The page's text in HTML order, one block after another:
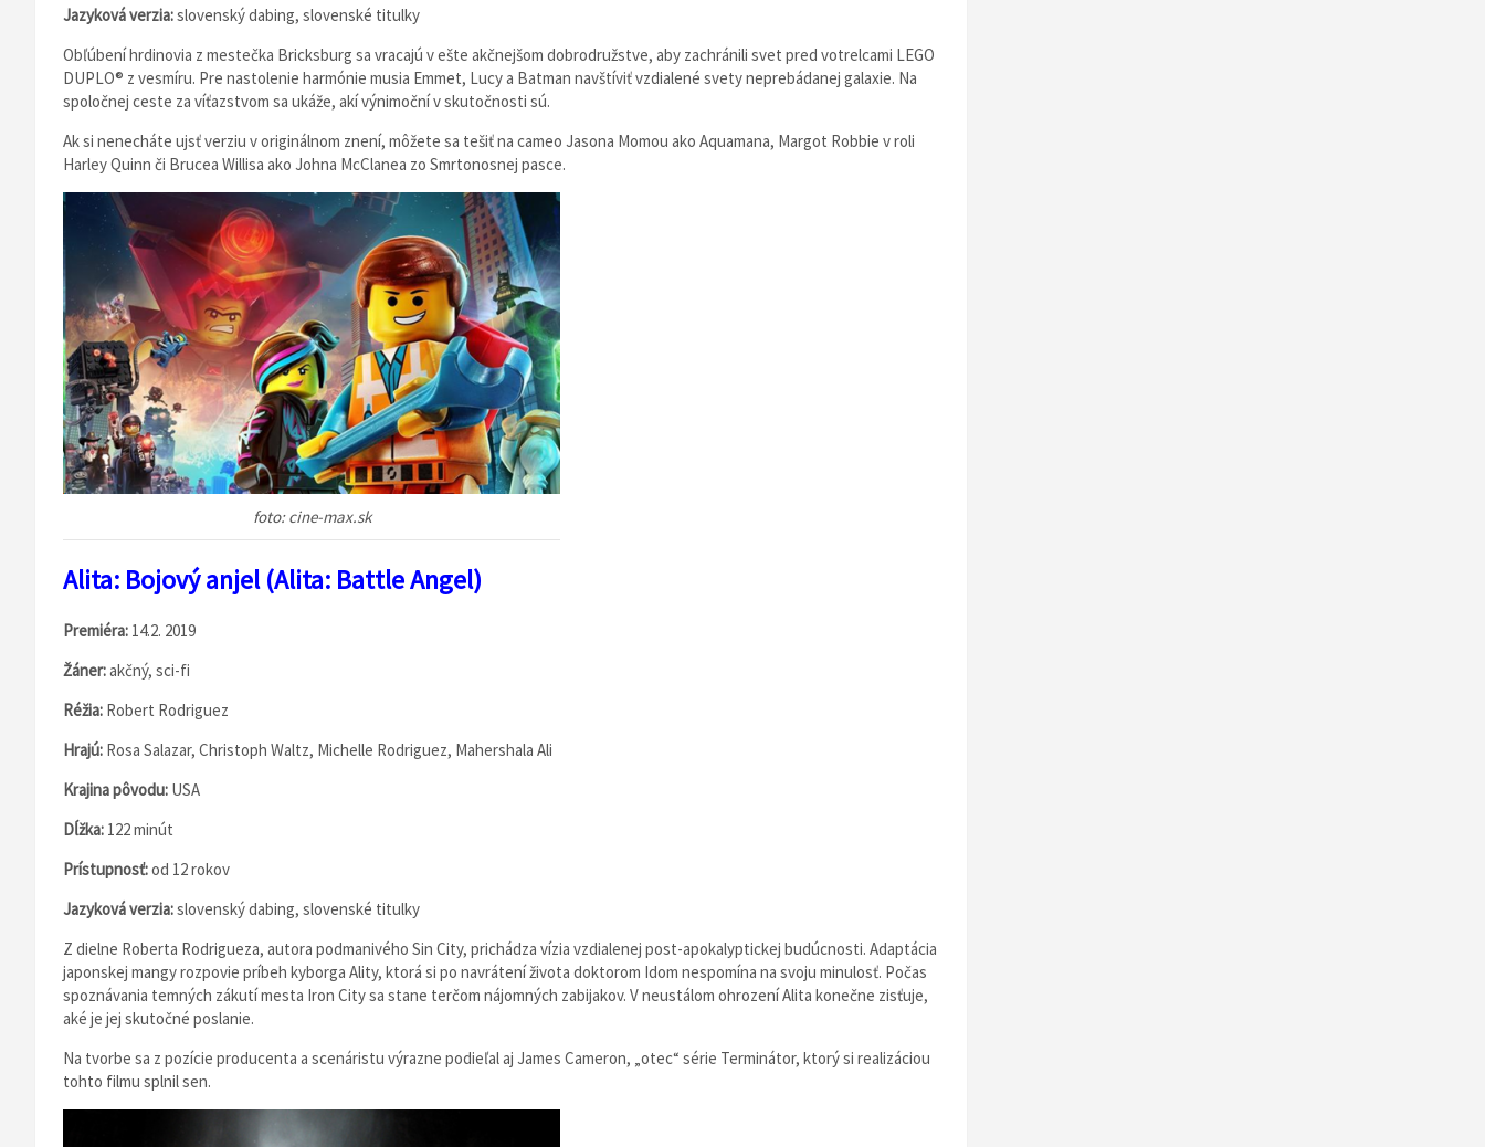
Jazyková verzia:slovenský dabing, slovenské titulky
Obľúbení hrdinovia z mestečka Bricksburg sa vracajú v ešte akčnejšom dobrodružstve, aby zachránili svet pred votrelcami LEGO
DUPLO® z vesmíru. Pre nastolenie harmónie musia Emmet, Lucy a Batman navštíviť vzdialené svety neprebádanej galaxie. Na
spoločnej ceste za víťazstvom sa ukáže, akí výnimoční v skutočnosti sú.
Ak si nenecháte ujsť verziu v originálnom znení, môžete sa tešiť na cameo Jasona Momou ako Aquamana, Margot Robbie v roli
Harley Quinn či Brucea Willisa ako Johna McClanea zo Smrtonosnej pasce.
foto: cine-max.sk
Alita: Bojový anjel (Alita: Battle Angel)
Premiéra: 14.2. 2019
Žáner:akčný, sci-fi
Réžia: Robert Rodriguez
Hrajú: Rosa Salazar, Christoph Waltz, Michelle Rodriguez, Mahershala Ali
Krajina pôvodu: USA
Dĺžka: 122 minút
Prístupnosť:od 12 rokov
Jazyková verzia:slovenský dabing, slovenské titulky
Z dielne Roberta Rodrigueza, autora podmanivého Sin City, prichádza vízia vzdialenej post-apokalyptickej budúcnosti. Adaptácia
japonskej mangy rozpovie príbeh kyborga Ality, ktorá si po navrátení života doktorom Idom nespomína na svoju minulosť. Počas
spoznávania temných zákutí mesta Iron City sa stane terčom nájomných zabijakov. V neustálom ohrození Alita konečne zisťuje,
aké je jej skutočné poslanie.
Na tvorbe sa z pozície producenta a scenáristu výrazne podieľal aj James Cameron, „otec“ série Terminátor, ktorý si realizáciou
tohto filmu splnil sen.